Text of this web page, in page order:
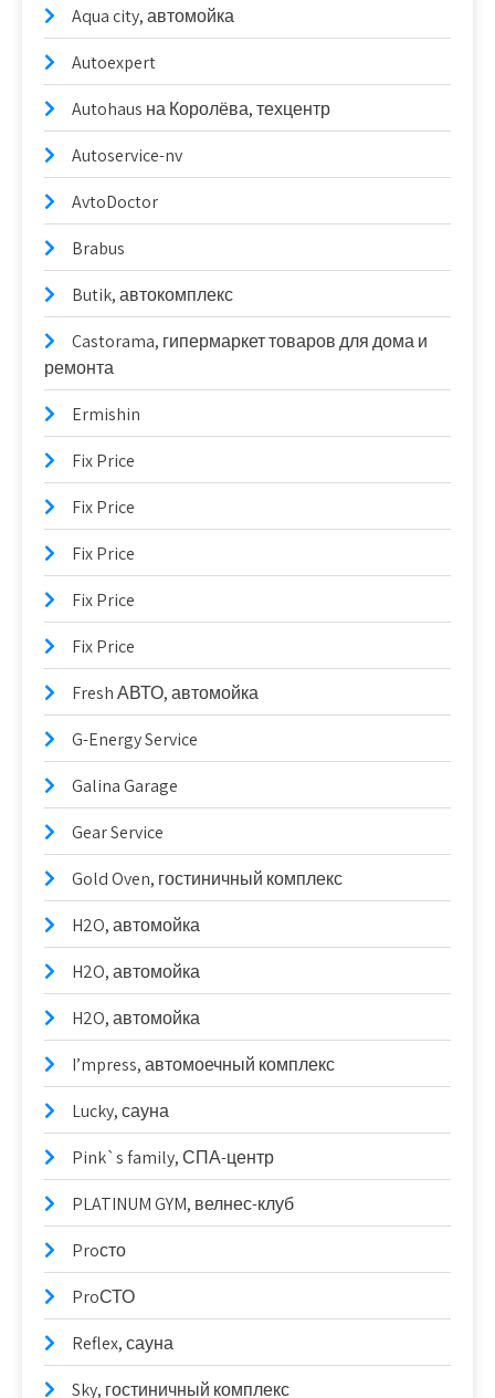
Aqua city, автомойка
Autoexpert
Autohaus на Королёва, техцентр
Autoservice-nv
AvtoDoctor
Brabus
Butik, автокомплекс
Castorama, гипермаркет товаров для дома и
ремонта
Ermishin
Fix Price
Fix Price
Fix Price
Fix Price
Fix Price
Fresh АВТО, автомойка
G-Energy Service
Galina Garage
Gear Service
Gold Oven, гостиничный комплекс
H2O, автомойка
H2O, автомойка
H2O, автомойка
I’mpress, автомоечный комплекс
Lucky, сауна
Pink`s family, СПА-центр
PLATINUM GYM, велнес-клуб
Proсто
ProСТО
Reflex, сауна
Sky, гостиничный комплекс